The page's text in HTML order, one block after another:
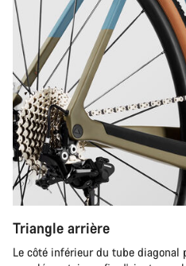
Triangle arrière
Le côté inférieur du tube diagonal